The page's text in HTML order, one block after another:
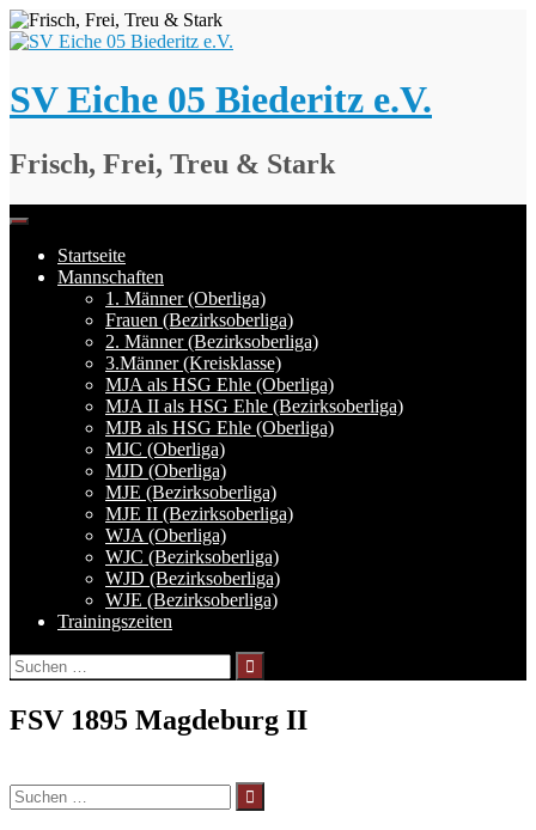
Springe
zum
SV Eiche 05 Biederitz e.V.
Frisch, Frei, Treu & Stark
Startseite
Mannschaften
1. Männer (Oberliga)
Frauen (Bezirksoberliga)
2. Männer (Bezirksoberliga)
3.Männer (Kreisklasse)
MJA als HSG Ehle (Oberliga)
MJA II als HSG Ehle (Bezirksoberliga)
MJB als HSG Ehle (Oberliga)
MJC (Oberliga)
MJD (Oberliga)
MJE (Bezirksoberliga)
MJE II (Bezirksoberliga)
WJA (Oberliga)
WJC (Bezirksoberliga)
WJD (Bezirksoberliga)
WJE (Bezirksoberliga)
Trainingszeiten
Suchen
nach:
FSV 1895 Magdeburg II
Suchen
nach: